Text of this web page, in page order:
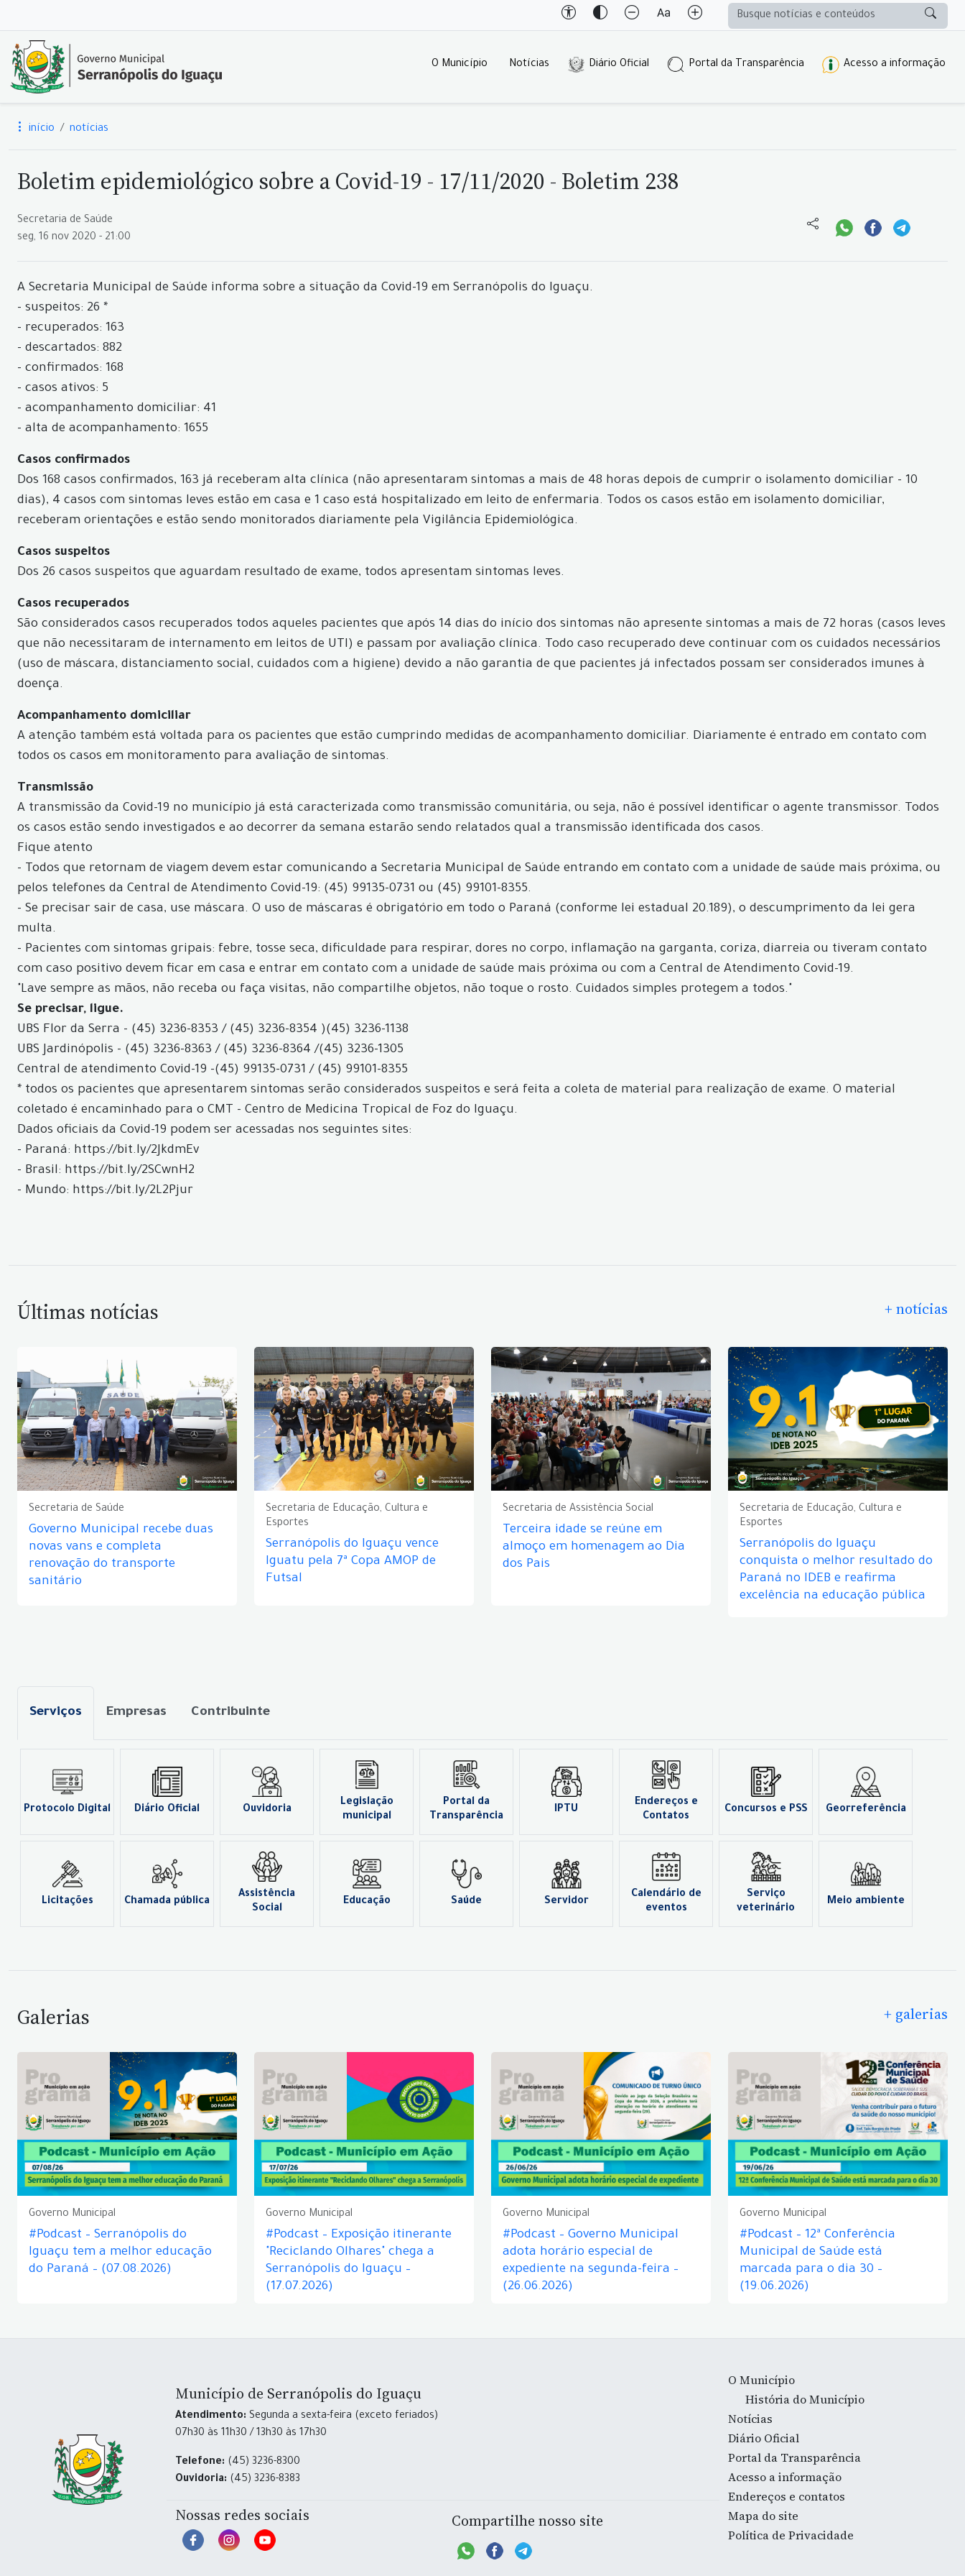
O Município Notícias Diário Oficial Portal da Transparência Acesso a informação
início notícias
Boletim epidemiológico sobre a Covid-19 - 17/11/2020 - Boletim 238
Secretaria de Saúde
seg, 16 nov 2020 - 21:00
A Secretaria Municipal de Saúde informa sobre a situação da Covid-19 em Serranópolis do Iguaçu.
- suspeitos: 26 *
- recuperados: 163
- descartados: 882
- confirmados: 168
- casos ativos: 5
- acompanhamento domiciliar: 41
- alta de acompanhamento: 1655
Casos confirmados
Dos 168 casos confirmados, 163 já receberam alta clínica (não apresentaram sintomas a mais de 48 horas depois de cumprir o isolamento domiciliar - 10
dias), 4 casos com sintomas leves estão em casa e 1 caso está hospitalizado em leito de enfermaria. Todos os casos estão em isolamento domiciliar,
receberam orientações e estão sendo monitorados diariamente pela Vigilância Epidemiológica.
Casos suspeitos
Dos 26 casos suspeitos que aguardam resultado de exame, todos apresentam sintomas leves.
Casos recuperados
São considerados casos recuperados todos aqueles pacientes que após 14 dias do início dos sintomas não apresente sintomas a mais de 72 horas (casos leves
que não necessitaram de internamento em leitos de UTI) e passam por avaliação clínica. Todo caso recuperado deve continuar com os cuidados necessários
(uso de máscara, distanciamento social, cuidados com a higiene) devido a não garantia de que pacientes já infectados possam ser considerados imunes à
doença.
Acompanhamento domiciliar
A atenção também está voltada para os pacientes que estão cumprindo medidas de acompanhamento domiciliar. Diariamente é entrado em contato com
todos os casos em monitoramento para avaliação de sintomas.
Transmissão
A transmissão da Covid-19 no município já está caracterizada como transmissão comunitária, ou seja, não é possível identificar o agente transmissor. Todos
os casos estão sendo investigados e ao decorrer da semana estarão sendo relatados qual a transmissão identificada dos casos.
Fique atento
- Todos que retornam de viagem devem estar comunicando a Secretaria Municipal de Saúde entrando em contato com a unidade de saúde mais próxima, ou
pelos telefones da Central de Atendimento Covid-19: (45) 99135-0731 ou (45) 99101-8355.
- Se precisar sair de casa, use máscara. O uso de máscaras é obrigatório em todo o Paraná (conforme lei estadual 20.189), o descumprimento da lei gera
multa.
- Pacientes com sintomas gripais: febre, tosse seca, dificuldade para respirar, dores no corpo, inflamação na garganta, coriza, diarreia ou tiveram contato
com caso positivo devem ficar em casa e entrar em contato com a unidade de saúde mais próxima ou com a Central de Atendimento Covid-19.
"Lave sempre as mãos, não receba ou faça visitas, não compartilhe objetos, não toque o rosto. Cuidados simples protegem a todos."
Se precisar, ligue.
UBS Flor da Serra - (45) 3236-8353 / (45) 3236-8354 )(45) 3236-1138
UBS Jardinópolis - (45) 3236-8363 / (45) 3236-8364 /(45) 3236-1305
Central de atendimento Covid-19 -(45) 99135-0731 / (45) 99101-8355
* todos os pacientes que apresentarem sintomas serão considerados suspeitos e será feita a coleta de material para realização de exame. O material
coletado é encaminhado para o CMT - Centro de Medicina Tropical de Foz do Iguaçu.
Dados oficiais da Covid-19 podem ser acessadas nos seguintes sites:
- Paraná: https://bit.ly/2JkdmEv
- Brasil: https://bit.ly/2SCwnH2
- Mundo: https://bit.ly/2L2Pjur
Últimas notícias + notícias
Secretaria de Saúde
Governo Municipal recebe duas
novas vans e completa
renovação do transporte
sanitário
Secretaria de Educação, Cultura e
Esportes
Serranópolis do Iguaçu vence
Iguatu pela 7ª Copa AMOP de
Futsal
Secretaria de Assistência Social
Terceira idade se reúne em
almoço em homenagem ao Dia
dos Pais
Secretaria de Educação, Cultura e
Esportes
Serranópolis do Iguaçu
conquista o melhor resultado do
Paraná no IDEB e reafirma
excelência na educação pública
Serviços Empresas Contribuinte
Protocolo Digital Diário Oficial Ouvidoria
Legislação
municipal
Portal da
Transparência
IPTU
Endereços e
Contatos
Concursos e PSS Georreferência
Licitações Chamada pública
Assistência
Social
Educação Saúde Servidor
Calendário de
eventos
Serviço
veterinário
Meio ambiente
Galerias + galerias
Governo Municipal
#Podcast – Serranópolis do
Iguaçu tem a melhor educação
do Paraná – (07.08.2026)
Governo Municipal
#Podcast – Exposição itinerante
"Reciclando Olhares" chega a
Serranópolis do Iguaçu –
(17.07.2026)
Governo Municipal
#Podcast – Governo Municipal
adota horário especial de
expediente na segunda-feira –
(26.06.2026)
Governo Municipal
#Podcast – 12ª Conferência
Municipal de Saúde está
marcada para o dia 30 –
(19.06.2026)
Município de Serranópolis do Iguaçu
Atendimento: Segunda a sexta-feira (exceto feriados)
07h30 às 11h30 / 13h30 às 17h30
Telefone: (45) 3236-8300
Ouvidoria: (45) 3236-8383
Nossas redes sociais Compartilhe nosso site
O Município
História do Município
Notícias
Diário Oficial
Portal da Transparência
Acesso a informação
Endereços e contatos
Mapa do site
Política de Privacidade